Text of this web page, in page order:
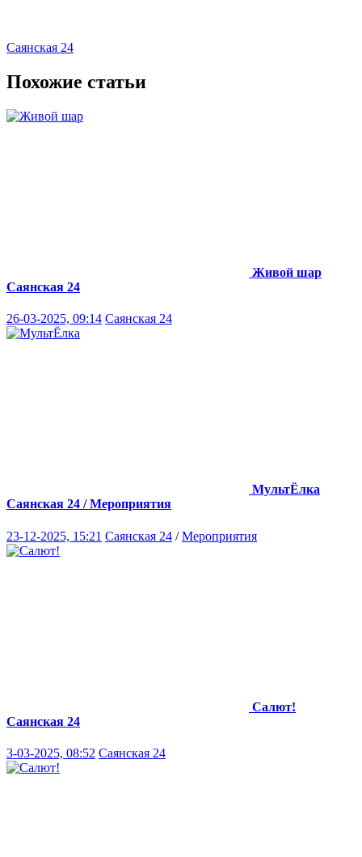
Саянская 24
Похожие статьи
Живой шар
Саянская 24
26-03-2025, 09:14 Саянская 24
МультЁлка
Саянская 24 / Мероприятия
23-12-2025, 15:21 Саянская 24 /Мероприятия
Салют!
Саянская 24
3-03-2025, 08:52 Саянская 24